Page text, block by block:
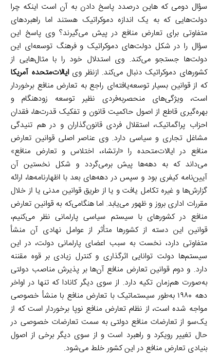
سؤال دومی که هاین درصدد پاسخ دادن به آن است اینکه چرا
دولت‌هایی که به یک اندازه دموکراتیک هستند اما راهبردهای
متفاوتی برای تعارض منافع در پیش می‌گیرند؟ وی پاسخ این
سؤال را در شکل دولت‌های دموکراتیک و فرهنگ توسعه‌ای این
دولت‌ها جستجو می‌کند. وی استدلال خود را با مثال‌هایی از
کشورهای دموکراتیک دنبال می‌کند. ازنظر ویایالات‌متحده آمریکا
که از قوانین بسیار توسعه‌یافته‌ای راجع به تعارض منافع برخوردار
است، ویژگی‌های منحصربه‌فردی نظیر توسعه زودهنگام و
بهره‌گیری قاطع از اصول حاکمیت قانون و تفکیک قدرت‌ها، فقدان
احزاب پراگماتیک، استقلال فردی قانون‌گذاران و در هم تنیدگی
مشاغل تجاری و سیاسی دارد. وی عناصر اصلی قوانین تعارض
منافع در ایالات‌متحده را «ارتشاء، اختلاس و تعارض منافع»
می‌داند که به دهه‌ها پیش برمی‌گردد و شکل نخستین آن
آیین‌نامه کیفری بود و سپس در دهه‌های بعد با اظهارنامه‌ها، ارائه
گزارش‌ها و غیره تکامل یافت و یا از طریق قوانین مدنی یا از خلال
مقررات اداری بروز و ظهور می‌یابد. اما هنگامی‌که به قوانین تعارض
منافع در کشورهای با سیستم سیاسی پارلمانی نظر می‌کنیم،
قوانین این دسته از کشورها متأثر از عوامل نهادی آن منشأ
متفاوتی دارد، نخست به سبب اعضای پارلمانی دولت، در این
سیستم‌ها دولت توانایی اثرگذاری و کنترل زیادی بر قوه مقننه
دارد. و دوم قوانین تعارض منافع آن‌ها بر پذیرش مناصب دولتی
به‌صورت هم‌زمان تکیه دارد. از سوی دیگر کانادا که تنها در اواخر
دهه ۱۹۸۰ به‌طور سیستماتیک با تعارض منافع با منشأ خصوصی
مواجه شده است، از نظام تعارض منافع نوپا برخوردار است که از
یک‌سو از تعارضات منافع دولتی به سمت تعارضات خصوصی در
حال تغییر رویکرد و راهبرد است و از سوی دیگر برخی از اصول
بنیادی تعارض منافع در این کشور خلط می‌شود.